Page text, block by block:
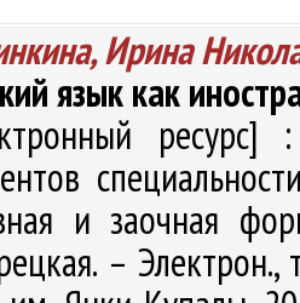
Ирина
язык как
ресурс]
и заочная
–